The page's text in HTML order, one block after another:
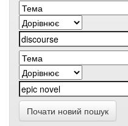
Почати новий пошук